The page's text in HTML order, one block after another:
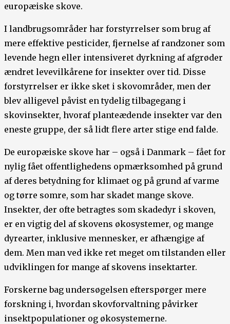
europæiske skove.
I landbrugsområder har forstyrrelser som brug af
mere effektive pesticider, fjernelse af randzoner som
levende hegn eller intensiveret dyrkning af afgrøder
ændret levevilkårene for insekter over tid. Disse
forstyrrelser er ikke sket i skovområder, men der
blev alligevel påvist en tydelig tilbagegang i
skovinsekter, hvoraf planteædende insekter var den
eneste gruppe, der så lidt flere arter stige end falde.
De europæiske skove har – også i Danmark – fået for
nylig fået offentlighedens opmærksomhed på grund
af deres betydning for klimaet og på grund af varme
og tørre somre, som har skadet mange skove.
Insekter, der ofte betragtes som skadedyr i skoven,
er en vigtig del af skovens økosystemer, og mange
dyrearter, inklusive mennesker, er afhængige af
dem. Men man ved ikke ret meget om tilstanden eller
udviklingen for mange af skovens insektarter.
Forskerne bag undersøgelsen efterspørger mere
forskning i, hvordan ​​skovforvaltning påvirker
insektpopulationer og økosystemerne.